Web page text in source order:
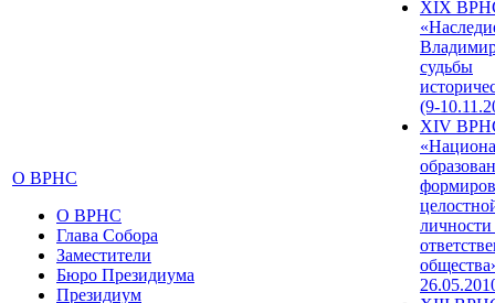
О ВРНС
О ВРНС
Глава Собора
Заместители
Бюро Президиума
Президиум
XIX
судьбы
(9-
XIV